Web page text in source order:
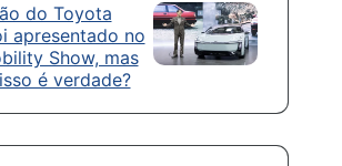
do Toyota
apresentado no
Show, mas
é verdade?